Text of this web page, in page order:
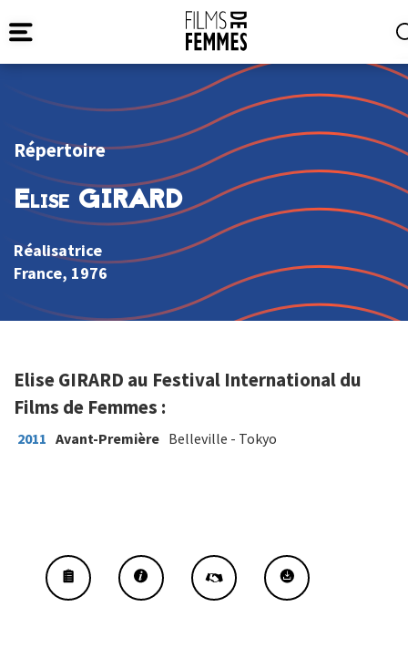
Répertoire
Elise GIRARD
Réalisatrice
France, 1976
Elise GIRARD au Festival International du
Films de Femmes :
2011 Avant-Première Belleville - Tokyo